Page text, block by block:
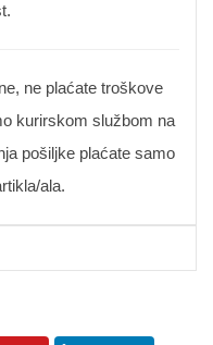
ne plaćate troškove
kurirskom službom na
pošiljke plaćate samo
ala.